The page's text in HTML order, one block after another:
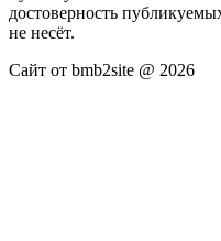
достоверность
не несёт.
Сайт от bmb2site @ 2026